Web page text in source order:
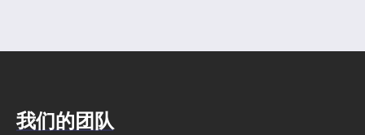
我们的团队